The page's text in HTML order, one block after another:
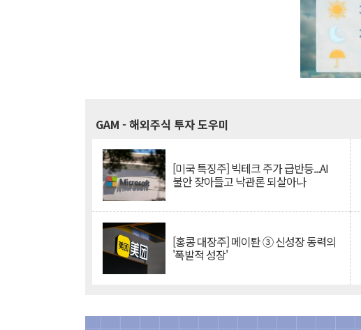
GAM - 해외주식 투자 도우미
[미국 특징주] 빅테크 주가 급반등...AI
불안 잦아들고 낙관론 되살아나
[홍콩 대장주] 메이퇀 ③ 신성장 동력의
'폭발적 성장'